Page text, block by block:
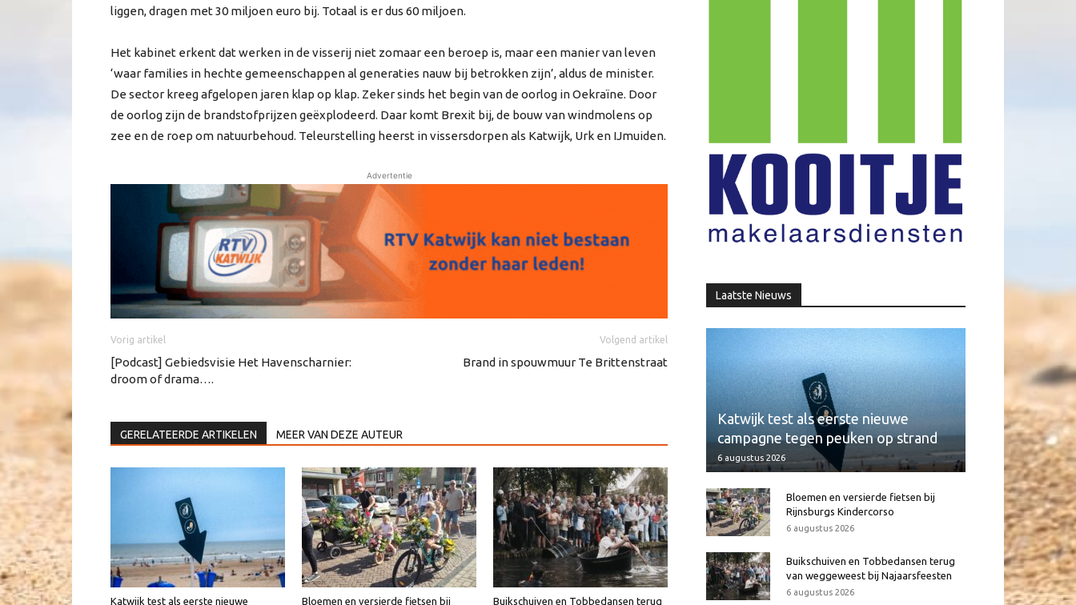
liggen, dragen met 30 miljoen euro bij. Totaal is er dus 60 miljoen.
Het kabinet erkent dat werken in de visserij niet zomaar een beroep is, maar een manier van leven
‘waar families in hechte gemeenschappen al generaties nauw bij betrokken zijn’, aldus de minister.
De sector kreeg afgelopen jaren klap op klap. Zeker sinds het begin van de oorlog in Oekraïne. Door
de oorlog zijn de brandstofprijzen geëxplodeerd. Daar komt Brexit bij, de bouw van windmolens op
zee en de roep om natuurbehoud. Teleurstelling heerst in vissersdorpen als Katwijk, Urk en IJmuiden.
Advertentie
Vorig artikel
[Podcast] Gebiedsvisie Het Havenscharnier:
droom of drama….
Volgend artikel
Brand in spouwmuur Te Brittenstraat
GERELATEERDE ARTIKELEN MEER VAN DEZE AUTEUR
Katwijk test als eerste nieuwe Bloemen en versierde fietsen bij Buikschuiven en Tobbedansen terug
Laatste Nieuws
Katwijk test als eerste nieuwe
campagne tegen peuken op strand
6 augustus 2026
Bloemen en versierde fietsen bij
Rijnsburgs Kindercorso
6 augustus 2026
Buikschuiven en Tobbedansen terug
van weggeweest bij Najaarsfeesten
6 augustus 2026